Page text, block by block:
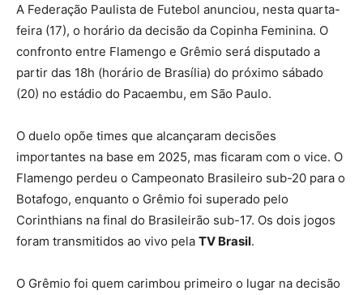
A Federação Paulista de Futebol anunciou, nesta quarta-
feira (17), o horário da decisão da Copinha Feminina. O
confronto entre Flamengo e Grêmio será disputado a
partir das 18h (horário de Brasília) do próximo sábado
(20) no estádio do Pacaembu, em São Paulo.
O duelo opõe times que alcançaram decisões
importantes na base em 2025, mas ficaram com o vice. O
Flamengo perdeu o Campeonato Brasileiro sub-20 para o
Botafogo, enquanto o Grêmio foi superado pelo
Corinthians na final do Brasileirão sub-17. Os dois jogos
foram transmitidos ao vivo pela TV Brasil.
O Grêmio foi quem carimbou primeiro o lugar na decisão